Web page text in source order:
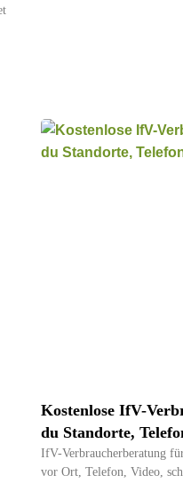
Kostenlose IfV-
du Standorte,
IfV-Verbraucherberatung
vor Ort, Telefon, Video,